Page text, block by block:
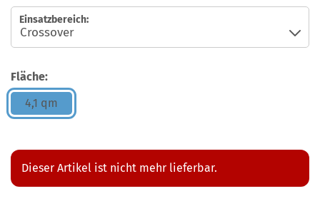
Einsatzbereich:
Fläche:
4,1 qm
Dieser Artikel ist nicht mehr lieferbar.